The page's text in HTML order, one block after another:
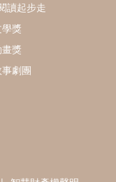
讀起步走
獎
獎
劇團